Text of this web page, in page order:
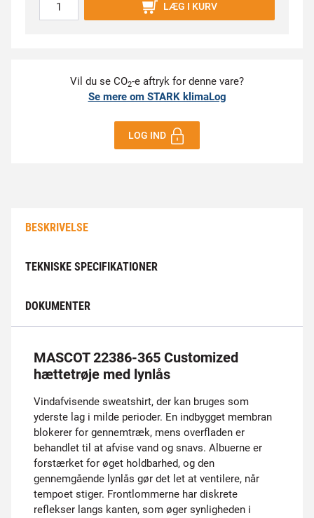
LÆG I KURV
Vil du se CO2-e aftryk for denne vare?
Se mere om STARK klimaLog
LOG IND
BESKRIVELSE
TEKNISKE SPECIFIKATIONER
DOKUMENTER
MASCOT 22386-365 Customized
hættetrøje med lynlås
Vindafvisende sweatshirt, der kan bruges som
yderste lag i milde perioder. En indbygget membran
blokerer for gennemtræk, mens overfladen er
behandlet til at afvise vand og snavs. Albuerne er
forstærket for øget holdbarhed, og den
gennemgående lynlås gør det let at ventilere, når
tempoet stiger. Frontlommerne har diskrete
reflekser langs kanten, som øger synligheden i